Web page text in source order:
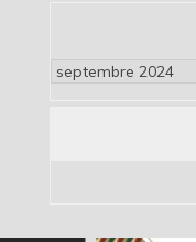
Archives